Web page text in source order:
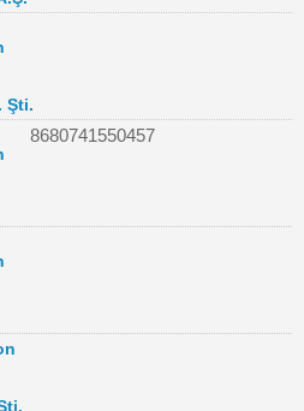
Şti.
8680741550457